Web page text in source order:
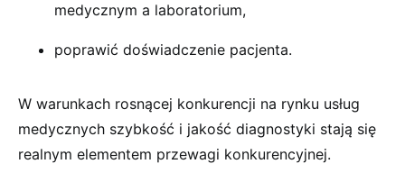
medycznym a laboratorium,
poprawić doświadczenie pacjenta.
W warunkach rosnącej konkurencji na rynku usług
medycznych szybkość i jakość diagnostyki stają się
realnym elementem przewagi konkurencyjnej.